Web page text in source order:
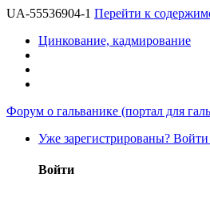
UA-55536904-1 Перейти к
Цинкование, кадмирование
Форум о гальванике (портал для
Уже зарегистрированы? Войти
Войти